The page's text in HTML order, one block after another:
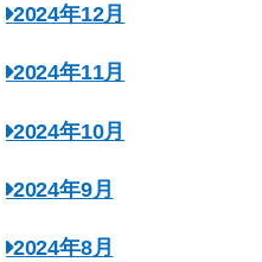
2024年12月
2024年11月
2024年10月
2024年9月
2024年8月